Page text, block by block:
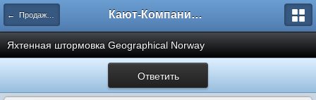
← Продажа судового оборудования и дельных вещей Кают-Компания "Катера и Яхты"
Яхтенная штормовка Geographical Norway
Ответить